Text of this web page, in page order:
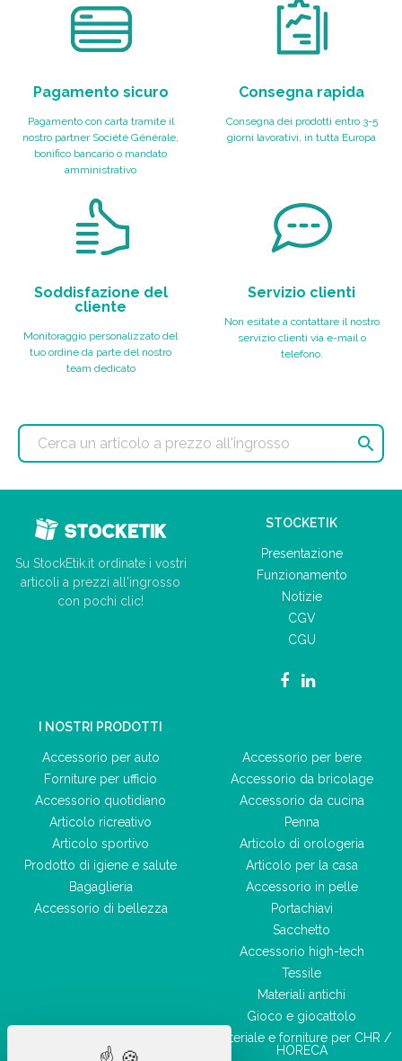
Pagamento sicuro
Pagamento con carta tramite il
nostro partner Société Générale,
bonifico bancario o mandato
amministrativo
Consegna rapida
Consegna dei prodotti entro 3-5
giorni lavorativi, in tutta Europa
Soddisfazione del
cliente
Monitoraggio personalizzato del
tuo ordine da parte del nostro
team dedicato
Servizio clienti
Non esitate a contattare il nostro
servizio clienti via e-mail o
telefono.

Su StockEtik.it ordinate i vostri
articoli a prezzi all'ingrosso
con pochi clic!
STOCKETIK
Presentazione
Funzionamento
Notizie
CGV
CGU
I NOSTRI PRODOTTI
Accessorio per auto
Forniture per ufficio
Accessorio quotidiano
Articolo ricreativo
Articolo sportivo
Prodotto di igiene e salute
Bagaglieria
Accessorio di bellezza
Accessorio per bere
Accessorio da bricolage
Accessorio da cucina
Penna
Articolo di orologeria
Articolo per la casa
Accessorio in pelle
Portachiavi
Sacchetto
Accessorio high-tech
Tessile
Materiali antichi
Gioco e giocattolo
Materiale e forniture per CHR /
HORECA